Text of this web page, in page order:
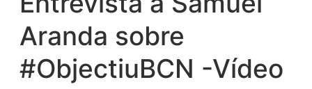
Aranda sobre
#ObjectiuBCN -Vídeo